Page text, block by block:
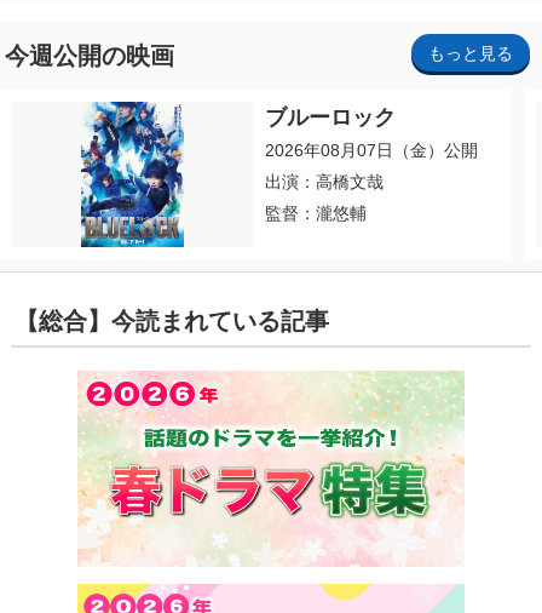
今週公開の映画 もっと見る
ブルーロック
2026年08月07日（金）公開
出演：高橋文哉
監督：瀧悠輔
【総合】今読まれている記事